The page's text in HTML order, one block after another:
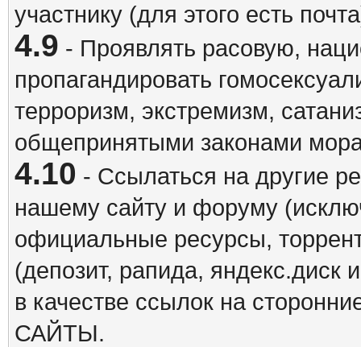
участнику (для этого есть
4.9 - Проявлять расовую,
пропагандировать
терроризм, экстремизм,
общепринятыми законами
4.10 - Ссылаться на другие
нашему сайту и форуму
официальные ресурсы,
(депозит, рапида, яндекс.диск
в качестве ссылок на
САЙТЫ.